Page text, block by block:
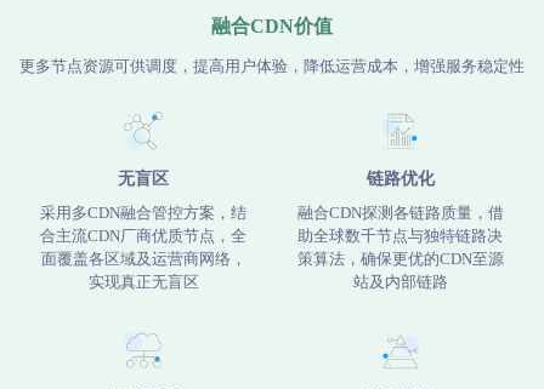
融合CDN价值
更多节点资源可供调度，提高用户体验，降低运营成本，增强服务稳定性
无盲区
采用多CDN融合管控方案，结
合主流CDN厂商优质节点，全
面覆盖各区域及运营商网络，
实现真正无盲区
链路优化
融合CDN探测各链路质量，借
助全球数千节点与独特链路决
策算法，确保更优的CDN至源
站及内部链路